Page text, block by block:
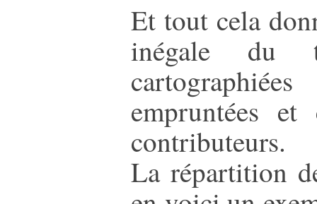
Et tout cela
inégale du
empruntées
contributeurs.
La répartition